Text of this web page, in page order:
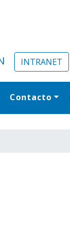
INTRANET
Contacto